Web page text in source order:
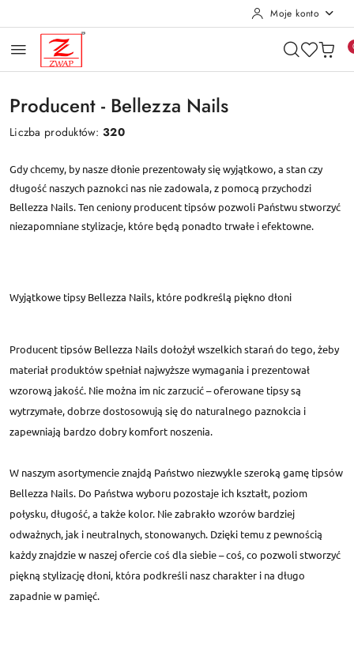
Moje konto
Producent - Bellezza Nails
Liczba produktów:320
Gdy chcemy, by nasze dłonie prezentowały się wyjątkowo, a stan czy
długość naszych paznokci nas nie zadowala, z pomocą przychodzi
Bellezza Nails. Ten ceniony producent tipsów pozwoli Państwu stworzyć
niezapomniane stylizacje, które będą ponadto trwałe i efektowne.
Wyjątkowe tipsy Bellezza Nails, które podkreślą piękno dłoni
Producent tipsów Bellezza Nails dołożył wszelkich starań do tego, żeby
materiał produktów spełniał najwyższe wymagania i prezentował
wzorową jakość. Nie można im nic zarzucić – oferowane tipsy są
wytrzymałe, dobrze dostosowują się do naturalnego paznokcia i
zapewniają bardzo dobry komfort noszenia.
W naszym asortymencie znajdą Państwo niezwykle szeroką gamę tipsów
Bellezza Nails. Do Państwa wyboru pozostaje ich kształt, poziom
połysku, długość, a także kolor. Nie zabrakło wzorów bardziej
odważnych, jak i neutralnych, stonowanych. Dzięki temu z pewnością
każdy znajdzie w naszej ofercie coś dla siebie – coś, co pozwoli stworzyć
piękną stylizację dłoni, która podkreśli nasz charakter i na długo
zapadnie w pamięć.